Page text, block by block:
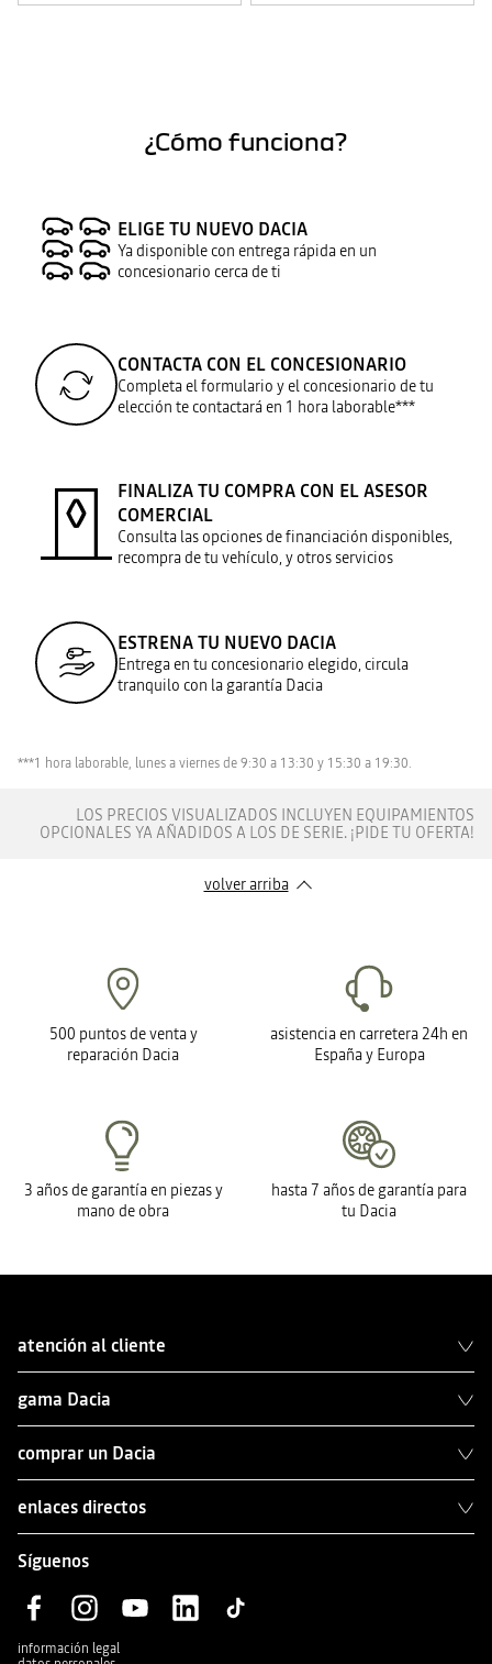
¿Cómo funciona?
ELIGE TU NUEVO DACIA
Ya disponible con entrega rápida en un
concesionario cerca de ti
CONTACTA CON EL CONCESIONARIO
Completa el formulario y el concesionario de tu
elección te contactará en 1 hora laborable***
FINALIZA TU COMPRA CON EL ASESOR
COMERCIAL
Consulta las opciones de financiación disponibles,
recompra de tu vehículo, y otros servicios
ESTRENA TU NUEVO DACIA
Entrega en tu concesionario elegido, circula
tranquilo con la garantía Dacia
***1 hora laborable, lunes a viernes de 9:30 a 13:30 y 15:30 a 19:30.
LOS PRECIOS VISUALIZADOS INCLUYEN EQUIPAMIENTOS
OPCIONALES YA AÑADIDOS A LOS DE SERIE. ¡PIDE TU OFERTA!
volver arriba
500 puntos de venta y
reparación Dacia
asistencia en carretera 24h en
España y Europa
3 años de garantía en piezas y
mano de obra
hasta 7 años de garantía para
tu Dacia
atención al cliente
gama Dacia
comprar un Dacia
enlaces directos
Síguenos
información legal